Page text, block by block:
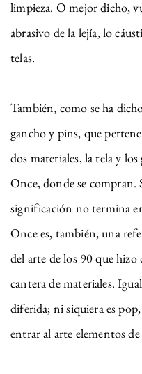
limpieza. O mejor dicho,
abrasivo de la lejía, lo
telas.
También, como se ha
gancho y pins, que
dos materiales, la tela y
Once, donde se compran.
significación no termina
Once es, también, una
del arte de los 90 que
cantera de materiales.
diferida; ni siquiera es
entrar al arte elementos